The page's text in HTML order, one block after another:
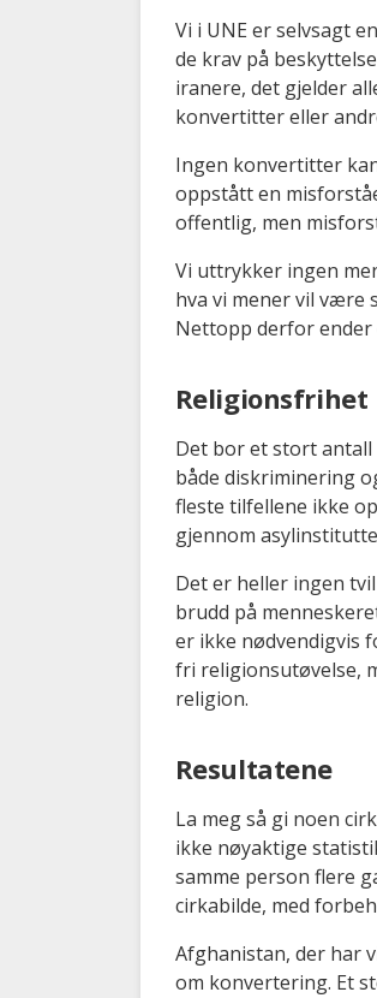
Vi i UNE er selvsagt
de krav på
iranere, det gjelder
konvertitter eller
Ingen konvertitter
oppstått en
offentlig, men
Vi uttrykker ingen
hva vi mener vil være
Nettopp derfor ender
Religionsfrihet
Det bor et stort antall
både diskriminering
fleste tilfellene ikke
gjennom
Det er heller ingen
brudd på
er ikke nødvendigvis
fri religionsutøvelse,
religion.
Resultatene
La meg så gi noen
ikke nøyaktige
samme person flere
cirkabilde, med
Afghanistan, der har
om konvertering. Et